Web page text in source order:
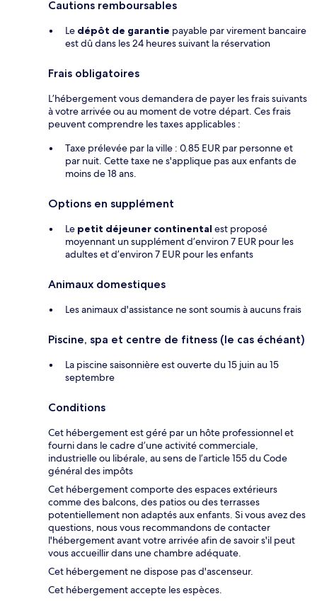
Cautions remboursables
Le dépôt de garantie payable par virement bancaire
est dû dans les 24 heures suivant la réservation
Frais obligatoires
L’hébergement vous demandera de payer les frais suivants
à votre arrivée ou au moment de votre départ. Ces frais
peuvent comprendre les taxes applicables :
Taxe prélevée par la ville : 0.85 EUR par personne et
par nuit. Cette taxe ne s'applique pas aux enfants de
moins de 18 ans.
Options en supplément
Le petit déjeuner continental est proposé
moyennant un supplément d’environ 7 EUR pour les
adultes et d’environ 7 EUR pour les enfants
Animaux domestiques
Les animaux d'assistance ne sont soumis à aucuns frais
Piscine, spa et centre de fitness (le cas échéant)
La piscine saisonnière est ouverte du 15 juin au 15
septembre
Conditions
Cet hébergement est géré par un hôte professionnel et
fourni dans le cadre d’une activité commerciale,
industrielle ou libérale, au sens de l’article 155 du Code
général des impôts
Cet hébergement comporte des espaces extérieurs
comme des balcons, des patios ou des terrasses
potentiellement non adaptés aux enfants. Si vous avez des
questions, nous vous recommandons de contacter
l'hébergement avant votre arrivée afin de savoir s'il peut
vous accueillir dans une chambre adéquate.
Cet hébergement ne dispose pas d'ascenseur.
Cet hébergement accepte les espèces.